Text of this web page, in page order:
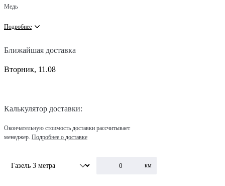
Медь
Подробнее
Ближайшая доставка
Вторник, 11.08
Калькулятор доставки:
Окончательную стоимость доставки рассчитывает
менеджер. Подробнее о доставке
км